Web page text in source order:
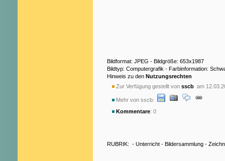
Bildformat: JPEG - Bildgröße: 653x1987
Bildtyp: Computergrafik - Farbinformation:
Hinweis zu den Nutzungsrechten
Zur Verfügung gestellt von sscb am
Mehr von sscb:
Kommentare: 0
RUBRIK: - Unterricht - Bildersammlung -